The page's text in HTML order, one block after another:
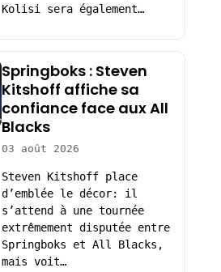
Kolisi sera également…
Springboks : Steven
Kitshoff affiche sa
confiance face aux All
Blacks
03 août 2026
Steven Kitshoff place
d’emblée le décor: il
s’attend à une tournée
extrêmement disputée entre
Springboks et All Blacks,
mais voit…